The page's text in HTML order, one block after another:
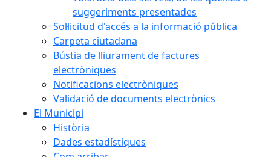
suggeriments presentades
Sol·licitud d'accés a la informació pública
Carpeta ciutadana
Bústia de lliurament de factures
electròniques
Notificacions electròniques
Validació de documents electrònics
El Municipi
Història
Dades estadístiques